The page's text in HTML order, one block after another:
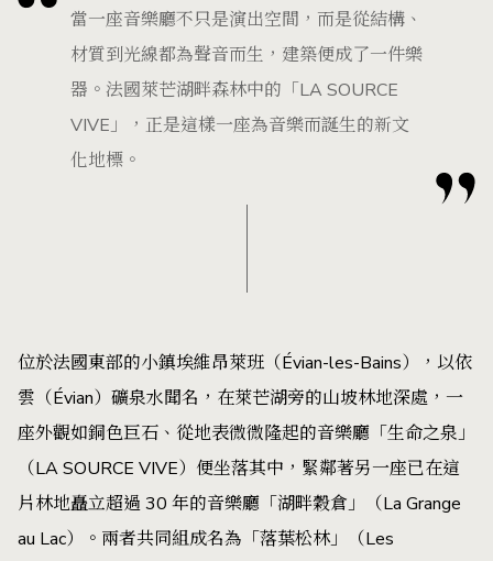
當一座音樂廳不只是演出空間，而是從結構、
材質到光線都為聲音而生，建築便成了一件樂
器。法國萊芒湖畔森林中的「LA SOURCE
VIVE」，正是這樣一座為音樂而誕生的新文
化地標。
位於法國東部的小鎮埃維昂萊班（Évian-les-Bains），以依
雲（Évian）礦泉水聞名，在萊芒湖旁的山坡林地深處，一
座外觀如銅色巨石、從地表微微隆起的音樂廳「生命之泉」
（LA SOURCE VIVE）便坐落其中，緊鄰著另一座已在這
片林地矗立超過 30 年的音樂廳「湖畔穀倉」（La Grange
au Lac）。兩者共同組成名為「落葉松林」（Les